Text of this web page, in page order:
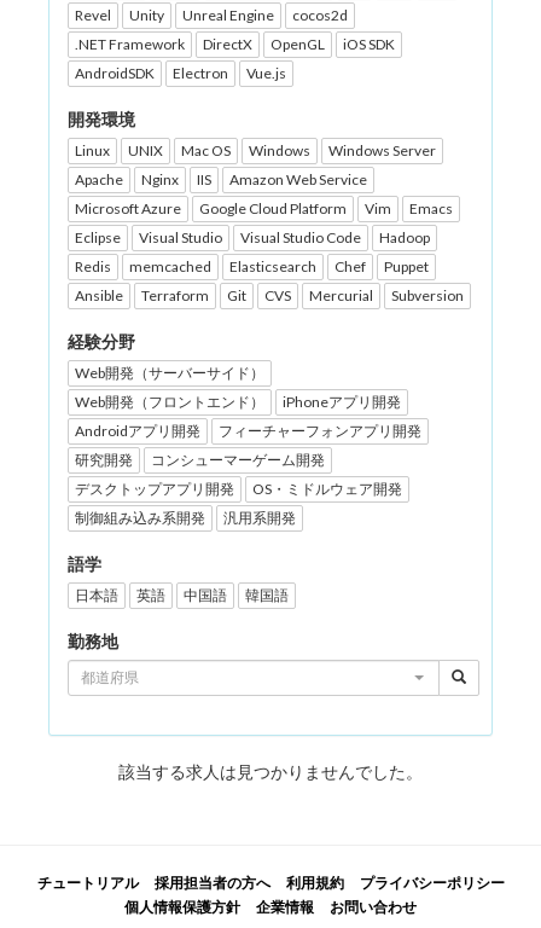
Revel
Unity Unreal Engine
cocos2d
.NET Framework
DirectX OpenGL
iOS SDK
AndroidSDK
Electron Vue.js
開発環境
Linux UNIX Mac OS Windows
Windows Server
Apache
Nginx IIS
Amazon Web Service
Microsoft Azure
Google Cloud Platform Vim
Emacs
Eclipse
Visual Studio Visual Studio Code
Hadoop
Redis
memcached Elasticsearch Chef
Puppet
Ansible
Terraform Git CVS Mercurial Subversion
経験分野
Web開発（サーバーサイド）
Web開発（フロントエンド）
iPhoneアプリ開発
Androidアプリ開発
フィーチャーフォンアプリ開発
研究開発
コンシューマーゲーム開発
デスクトップアプリ開発
OS・ミドルウェア開発
制御組み込み系開発
汎用系開発
語学
日本語 英語 中国語 韓国語
勤務地
都道府県
該当する求人は見つかりませんでした。
チュートリアル 採用担当者の方へ 利用規約
プライバシーポリシー
個人情報保護方針
企業情報 お問い合わせ